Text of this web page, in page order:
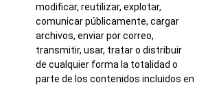
modificar, reutilizar, explotar,
comunicar públicamente, cargar
archivos, enviar por correo,
transmitir, usar, tratar o distribuir
de cualquier forma la totalidad o
parte de los contenidos incluidos en